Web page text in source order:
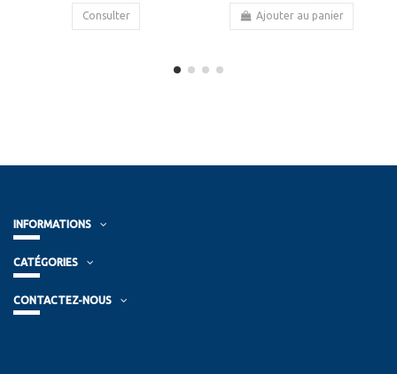
Consulter Ajouter au panier
INFORMATIONS
CATÉGORIES
CONTACTEZ-NOUS